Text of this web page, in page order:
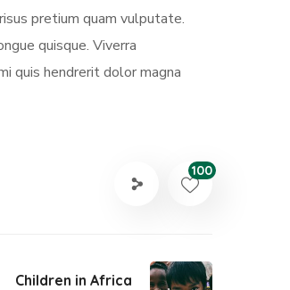
pretium quam vulputate.
quisque. Viverra
quis hendrerit dolor magna
100
Children in Africa